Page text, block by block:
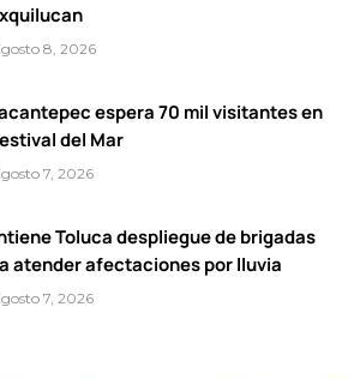
8, 2026
espera 70 mil visitantes en
del Mar
7, 2026
Toluca despliegue de brigadas
atender afectaciones por lluvia
7, 2026